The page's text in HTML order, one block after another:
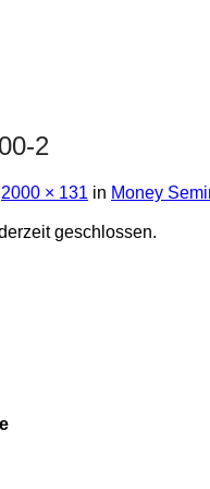
2
2000 × 131 in Money
geschlossen.